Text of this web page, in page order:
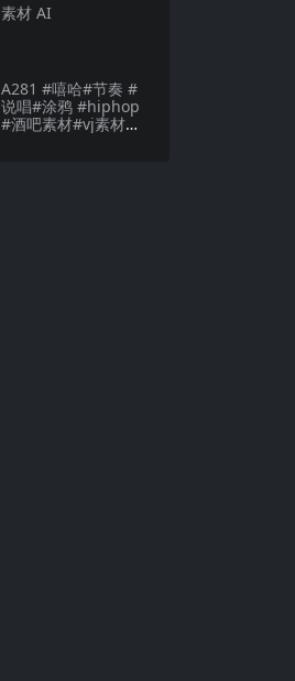
素材 AI
A281 #嘻哈#节奏 #
说唱#涂鸦 #hiphop
#酒吧素材#vj素材酒